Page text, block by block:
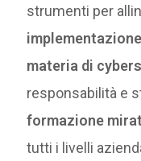
strumenti per
materia di
responsabilità e
formazione
tutti i livelli